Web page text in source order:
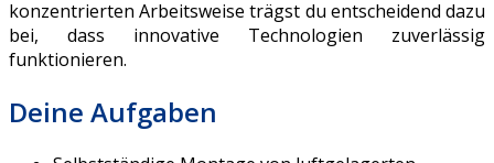
konzentrierten Arbeitsweise trägst du entscheidend dazu
bei, dass innovative Technologien zuverlässig
funktionieren.
Deine Aufgaben